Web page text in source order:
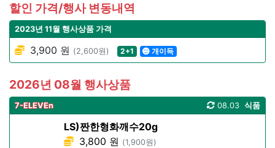
할인 가격/행사 변동내역
2023년 11월 행사상품 가격
3,900 원 (2,600원) 2+1 개이득
2026년 08월 행사상품
7-ELEVEn 식품
08.03
LS)짠한형화깨수20g
3,800 원 (1,900원)